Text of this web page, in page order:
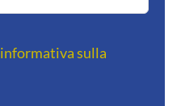
informativa sulla